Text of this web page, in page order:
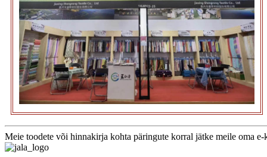
Meie toodete või hinnakirja kohta päringute korral jätke meile oma